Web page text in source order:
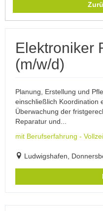
Elektroniker
(m/w/d)
Planung, Erstellung und
einschließlich Koordination
Überwachung der
Reparatur und...
mit Berufserfahrung -
Ludwigshafen,